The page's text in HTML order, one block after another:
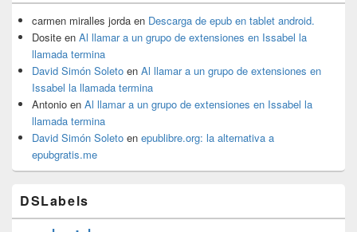
carmen miralles jorda en Descarga de epub en tablet android.
Dosite en Al llamar a un grupo de extensiones en Issabel la
llamada termina
David Simón Soleto en Al llamar a un grupo de extensiones en
Issabel la llamada termina
Antonio en Al llamar a un grupo de extensiones en Issabel la
llamada termina
David Simón Soleto en epublibre.org: la alternativa a
epubgratis.me
DSLabels